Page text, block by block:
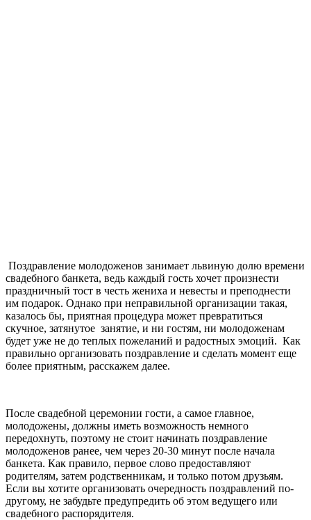
Поздравление молодоженов занимает львиную долю времени
свадебного банкета, ведь каждый гость хочет произнести
праздничный тост в честь жениха и невесты и преподнести
им подарок. Однако при неправильной организации такая,
казалось бы, приятная процедура может превратиться
скучное, затянутое занятие, и ни гостям, ни молодоженам
будет уже не до теплых пожеланий и радостных эмоций. Как
правильно организовать поздравление и сделать момент еще
более приятным, расскажем далее.
После свадебной церемонии гости, а самое главное,
молодожены, должны иметь возможность немного
передохнуть, поэтому не стоит начинать поздравление
молодоженов ранее, чем через 20-30 минут после начала
банкета. Как правило, первое слово предоставляют
родителям, затем родственникам, и только потом друзьям.
Если вы хотите организовать очередность поздравлений по-
другому, не забудьте предупредить об этом ведущего или
свадебного распорядителя.